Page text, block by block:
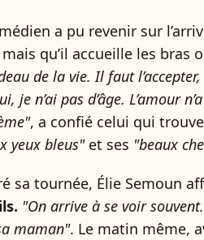
a pu revenir sur
mais qu’il accueille les
de la vie. Il faut
je n’ai pas d’âge. L’amour
, a confié celui qui
yeux bleus"et ses "beaux
sa tournée, Élie Semoun
"On arrive à se voir
maman". Le matin même,